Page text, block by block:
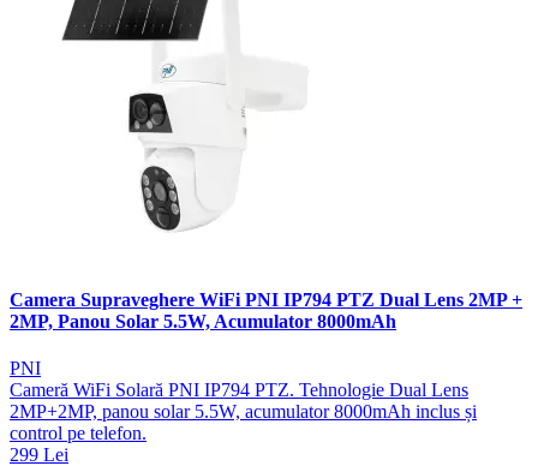
Camera Supraveghere WiFi PNI IP794 PTZ Dual Lens 2MP +
2MP, Panou Solar 5.5W, Acumulator 8000mAh
PNI
Cameră WiFi Solară PNI IP794 PTZ. Tehnologie Dual Lens
2MP+2MP, panou solar 5.5W, acumulator 8000mAh inclus și
control pe telefon.
299 Lei